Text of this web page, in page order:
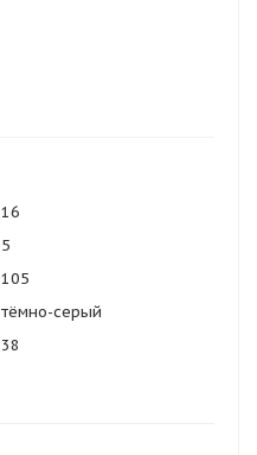
16
5
105
тёмно-серый
38